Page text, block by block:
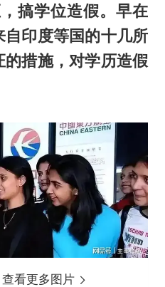
搞学位造假。早在
印度等国的十几所
措施，对学历造假
看更多图片